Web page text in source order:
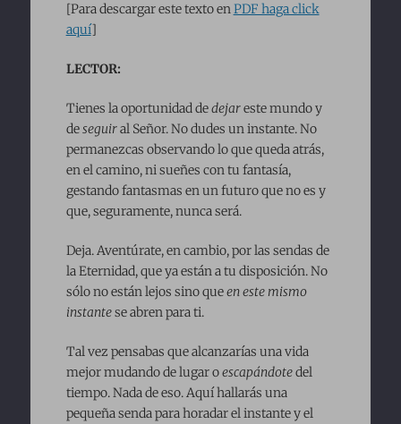
[Para descargar este texto enPDF haga click
aquí]
LECTOR:
Tienes la oportunidad dedejareste mundo y
deseguiral Señor. No dudes un instante. No
permanezcas observando lo que queda atrás,
en el camino, ni sueñes con tu fantasía,
gestando fantasmas en un futuro que no es y
que, seguramente, nunca será.
Deja. Aventúrate, en cambio, por las sendas de
la Eternidad, que ya están a tu disposición. No
sólo no están lejos sino queen este mismo
instantese abren para ti.
Tal vez pensabas que alcanzarías una vida
mejor mudando de lugar oescapándotedel
tiempo. Nada de eso. Aquí hallarás una
pequeña senda para horadar el instante y el